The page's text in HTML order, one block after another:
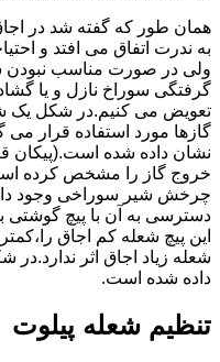
همان طور که گفته شد در
به ندرت اتفاق می افتد و
ولی در صورت مناسب نبودن
گرفتگی سوراخ نازل و یا
تعویض می کنیم.در شکل یک
گازها مورد استفاده قرار
نشان داده شده است.(پیکان
خروج گاز را مشخص کرده
چرخش شیر سوراخی وجود
دسترسی به آن با پیچ گوشتی
این پیچ شعله کم اجاق
شعله زیاد اجاق اثر
داده شده است.
تنظیم شعله پیلوت